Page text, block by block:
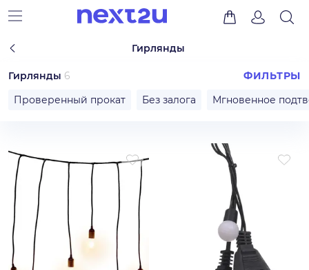
Гирлянды
Гирлянды 6
ФИЛЬТРЫ
Проверенный прокат
Без залога Мгновенное